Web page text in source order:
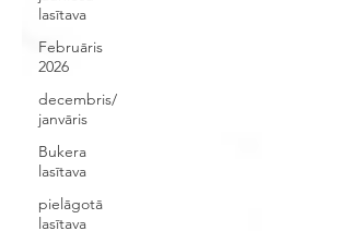
lasītava
Februāris
2026
decembris/
janvāris
Bukera
lasītava
pielāgotā
lasītava